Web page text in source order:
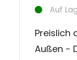
Auf
Preislich
Außen -